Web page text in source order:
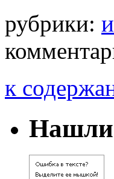
рубрики:
к
Нашли